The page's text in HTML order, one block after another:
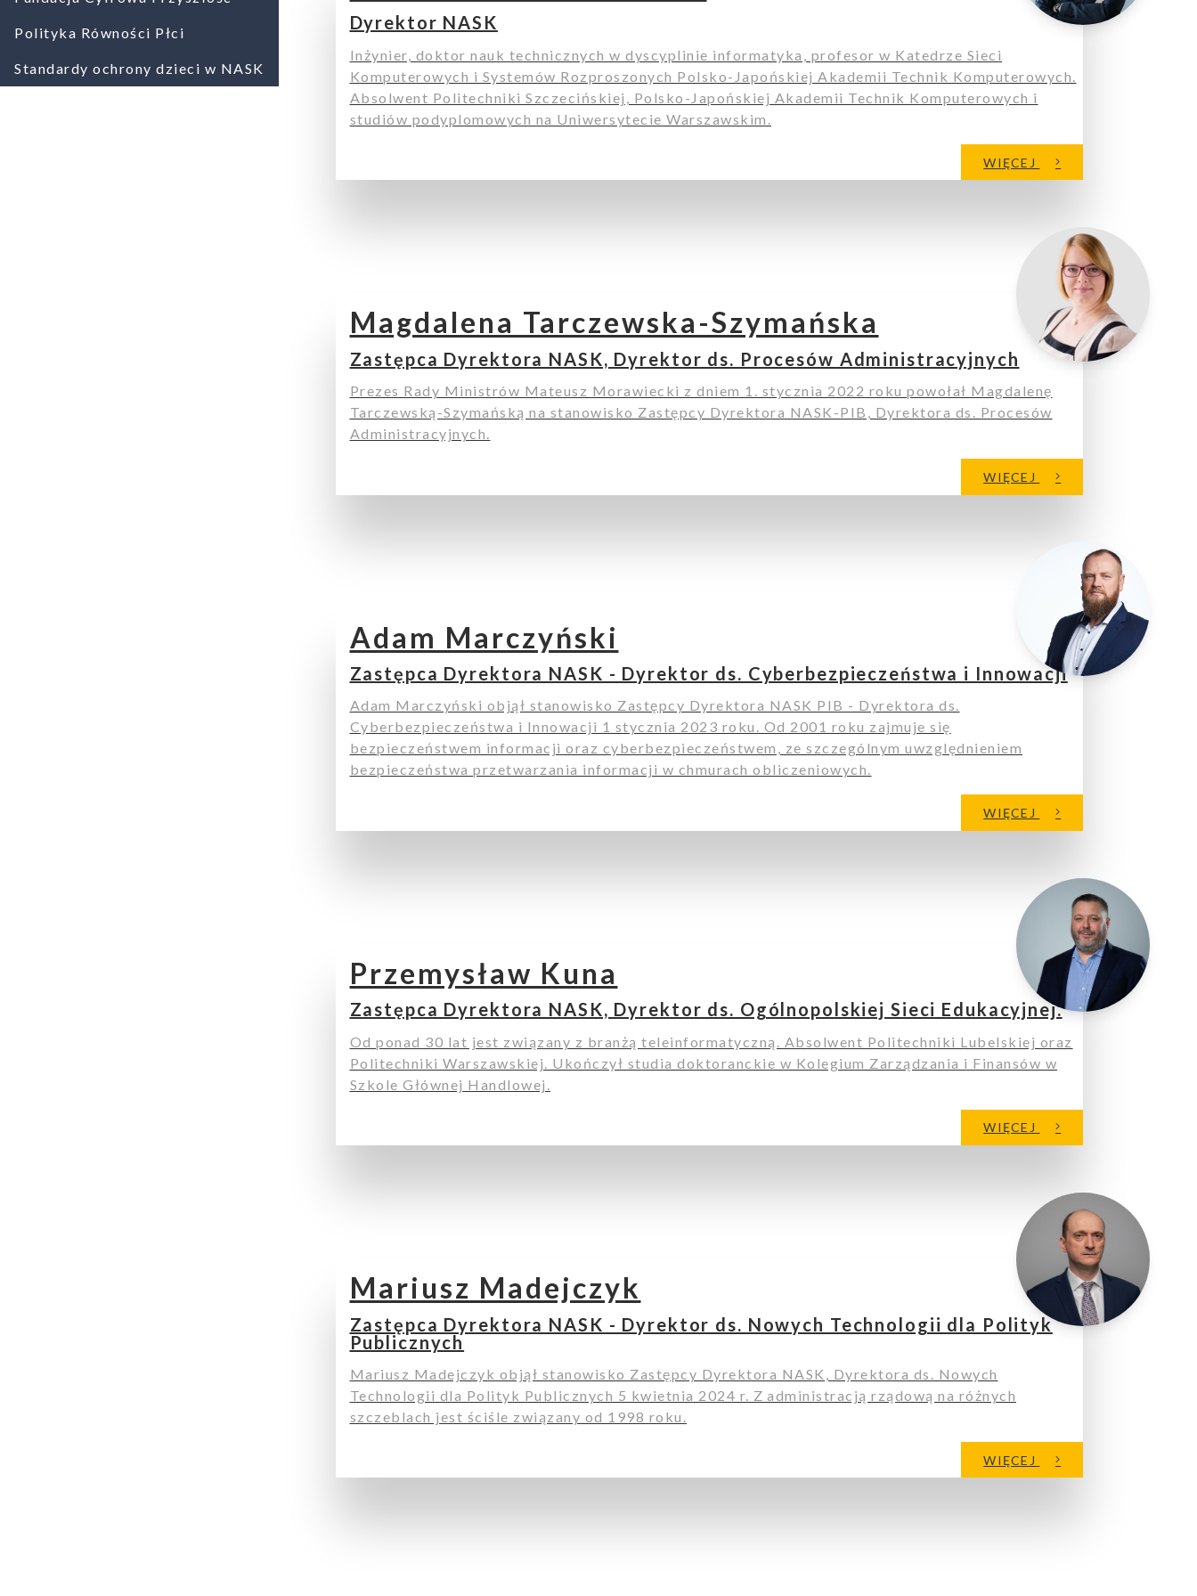
Polityka Równości Płci
Standardy ochrony dzieci w NASK
Dyrektor NASK
Inżynier, doktor nauk technicznych w dyscyplinie informatyka, profesor w Katedrze Sieci
Komputerowych i Systemów Rozproszonych Polsko-Japońskiej Akademii Technik Komputerowych.
Absolwent Politechniki Szczecińskiej, Polsko-Japońskiej Akademii Technik Komputerowych i
studiów podyplomowych na Uniwersytecie Warszawskim.
WIĘCEJ
Magdalena Tarczewska-Szymańska
Zastępca Dyrektora NASK, Dyrektor ds. Procesów Administracyjnych
Prezes Rady Ministrów Mateusz Morawiecki z dniem 1. stycznia 2022 roku powołał Magdalenę
Tarczewską-Szymańską na stanowisko Zastępcy Dyrektora NASK-PIB, Dyrektora ds. Procesów
Administracyjnych.
WIĘCEJ
Adam Marczyński
Zastępca Dyrektora NASK - Dyrektor ds. Cyberbezpieczeństwa i Innowacji
Adam Marczyński objął stanowisko Zastępcy Dyrektora NASK PIB - Dyrektora ds.
Cyberbezpieczeństwa i Innowacji 1 stycznia 2023 roku. Od 2001 roku zajmuje się
bezpieczeństwem informacji oraz cyberbezpieczeństwem, ze szczególnym uwzględnieniem
bezpieczeństwa przetwarzania informacji w chmurach obliczeniowych.
WIĘCEJ
Przemysław Kuna
Zastępca Dyrektora NASK, Dyrektor ds. Ogólnopolskiej Sieci Edukacyjnej.
Od ponad 30 lat jest związany z branżą teleinformatyczną. Absolwent Politechniki Lubelskiej oraz
Politechniki Warszawskiej. Ukończył studia doktoranckie w Kolegium Zarządzania i Finansów w
Szkole Głównej Handlowej.
WIĘCEJ
Mariusz Madejczyk
Zastępca Dyrektora NASK - Dyrektor ds. Nowych Technologii dla Polityk
Publicznych
Mariusz Madejczyk objął stanowisko Zastępcy Dyrektora NASK, Dyrektora ds. Nowych
Technologii dla Polityk Publicznych 5 kwietnia 2024 r. Z administracją rządową na różnych
szczeblach jest ściśle związany od 1998 roku.
WIĘCEJ